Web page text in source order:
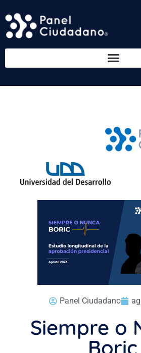
Panel Ciudadano
Siempre o
Boric